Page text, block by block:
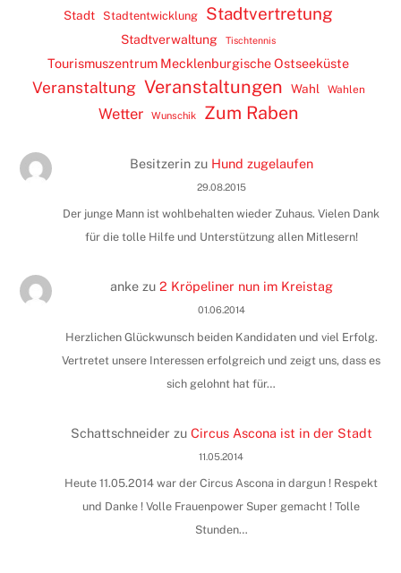
Stadt Stadtentwicklung Stadtvertretung
Stadtverwaltung Tischtennis
Tourismuszentrum Mecklenburgische Ostseeküste
Veranstaltung Veranstaltungen Wahl Wahlen
Wetter Wunschik Zum Raben
Besitzerinzu Hund zugelaufen
29.08.2015
Der junge Mann ist wohlbehalten wieder Zuhaus. Vielen Dank
für die tolle Hilfe und Unterstützung allen Mitlesern!
ankezu 2 Kröpeliner nun im Kreistag
01.06.2014
Herzlichen Glückwunsch beiden Kandidaten und viel Erfolg.
Vertretet unsere Interessen erfolgreich und zeigt uns, dass es
sich gelohnt hat für…
Schattschneider zu Circus Ascona ist in der Stadt
11.05.2014
Heute 11.05.2014 war der Circus Ascona in dargun ! Respekt
und Danke ! Volle Frauenpower Super gemacht ! Tolle
Stunden…